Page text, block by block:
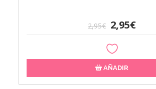
2,95€ 2,95€
AÑADIR